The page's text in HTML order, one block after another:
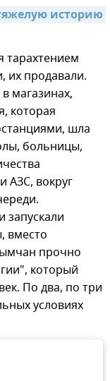
историю
тарахтением
их продавали.
магазинах,
которая
шла
больницы,
АЗС, вокруг
запускали
вместо
прочно
который
По два, по три
условиях